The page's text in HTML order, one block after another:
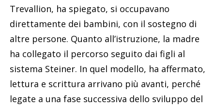
Trevallion, ha spiegato, si occupavano
direttamente dei bambini, con il sostegno di
altre persone. Quanto all’istruzione, la madre
ha collegato il percorso seguito dai figli al
sistema Steiner. In quel modello, ha affermato,
lettura e scrittura arrivano più avanti, perché
legate a una fase successiva dello sviluppo del